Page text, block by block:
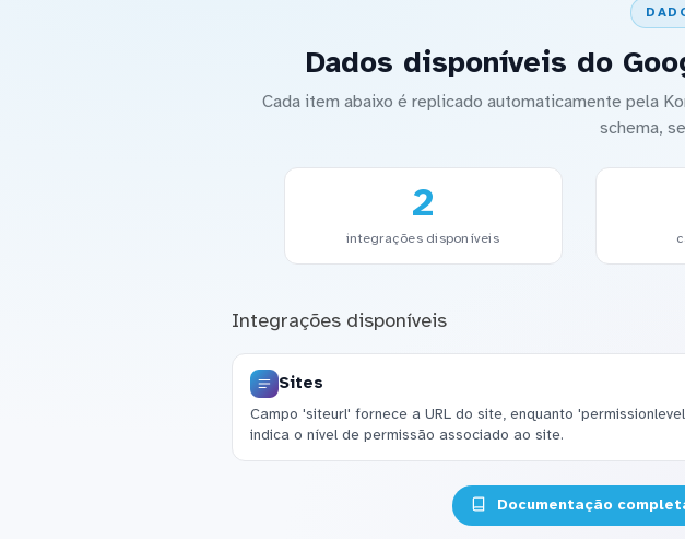
Dados disponíveis do
Cada item abaixo é replicado automaticamente pela
schema,
2
integrações disponíveis
Integrações disponíveis
Sites
Campo 'siteurl' fornece a URL do site, enquanto
indica o nível de permissão associado ao site.
Documentação